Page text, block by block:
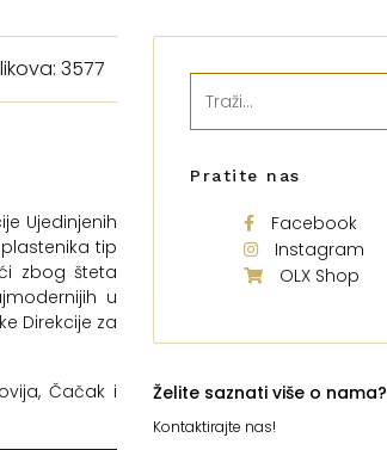
3577
Ujedinjenih
tip
zbog šteta
u
Direkcije za
Čačak i
Pratite nas
Facebook
Instagram
OLX Shop
Želite saznati više o nama?
Kontaktirajte nas!